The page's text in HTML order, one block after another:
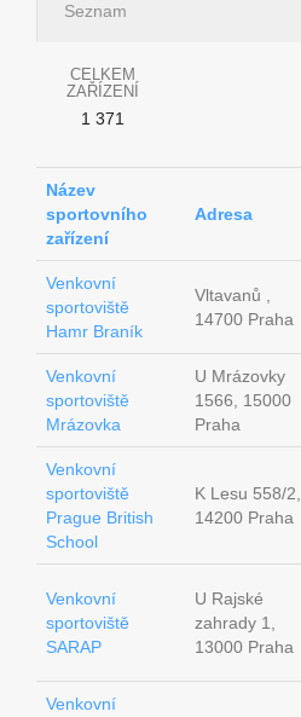
Seznam
CELKEM
ZAŘÍZENÍ
1 371
Název
sportovního
zařízení
Adresa
Venkovní
sportoviště
Hamr Braník
Vltavanů ,
14700 Praha
Venkovní
sportoviště
Mrázovka
U Mrázovky
1566, 15000
Praha
Venkovní
sportoviště
Prague British
School
K Lesu 558/2,
14200 Praha
Venkovní
sportoviště
SARAP
U Rajské
zahrady 1,
13000 Praha
Venkovní